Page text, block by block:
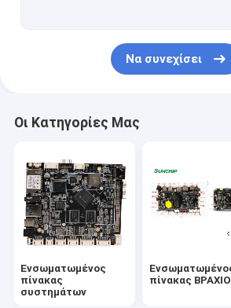
αλληλεπιδραστική ψηφιακή
Βιομηχανικός πίνακας ΒΡΑΧΙΟΝΩΝ
RK3288 πίνακας
Να συνεχίσει
Οι Κατηγορίες Μας
Ενσωματωμένος
πίνακας
συστημάτων
πίνακας